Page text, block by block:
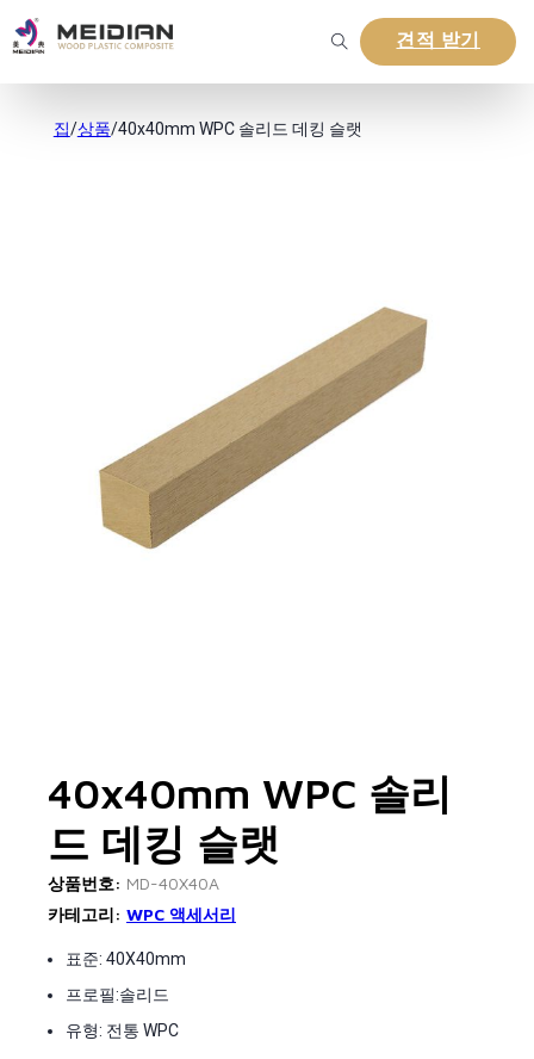
견적 받기
집/상품/40x40mm WPC 솔리드 데킹 슬랫
40x40mm WPC 솔리
드 데킹 슬랫
상품번호: MD-40X40A
카테고리: WPC 액세서리
표준: 40X40mm
프로필:솔리드
유형: 전통 WPC